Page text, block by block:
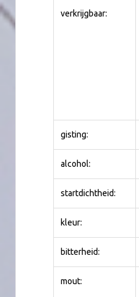
verkrijgbaar:
gisting:
alcohol:
startdichtheid:
kleur:
bitterheid:
mout: